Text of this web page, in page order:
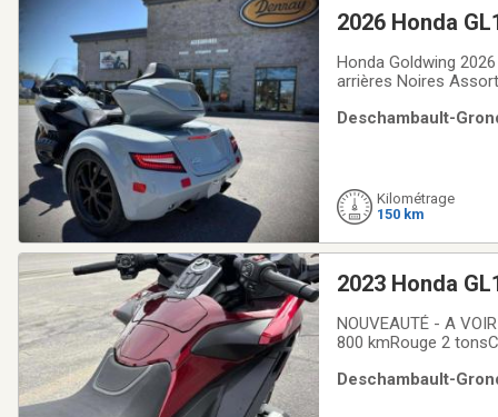
2026 Honda
Honda Goldwing
arrières Noires
Deschambault-
Kilométrage
150 km
2023 Honda
NOUVEAUTÉ - A VOIR EN MAGASIN DÈS MAINTENANT.Honda Goldwing 1800 2023AUTOMATIQUE DCT57
800 kmRouge 2
Deschambault-